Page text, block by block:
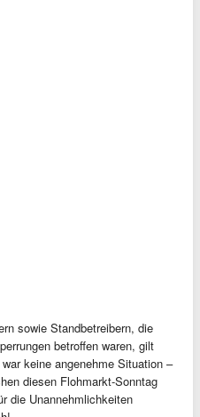
sowie Standbetreibern, die
betroffen waren, gilt
keine angenehme Situation –
diesen Flohmarkt-Sonntag
die Unannehmlichkeiten